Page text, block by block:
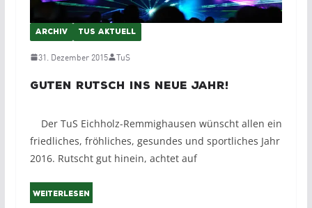
ARCHIV TUS AKTUELL
31. Dezember 2015 TuS
Guten Rutsch ins Neue Jahr!
Der TuS Eichholz-Remmighausen wünscht allen ein
friedliches, fröhliches, gesundes und sportliches Jahr
2016. Rutscht gut hinein, achtet auf
Weiterlesen